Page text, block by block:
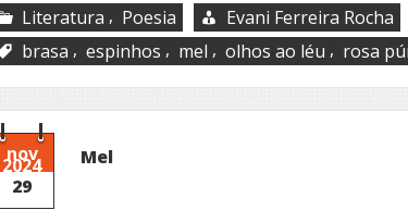
Literatura , Poesia
Evani Ferreira Rocha
brasa , espinhos , mel , olhos ao léu , rosa
nov
2024
29
Mel